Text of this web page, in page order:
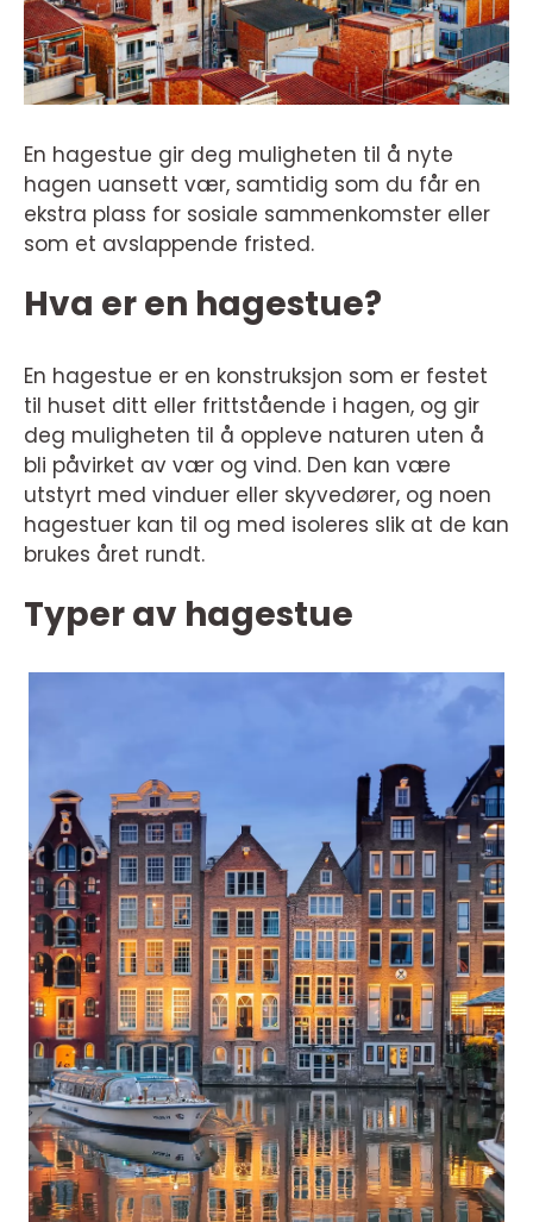
En hagestue gir deg muligheten til å nyte
hagen uansett vær, samtidig som du får en
ekstra plass for sosiale sammenkomster eller
som et avslappende fristed.
Hva er en hagestue?
En hagestue er en konstruksjon som er festet
til huset ditt eller frittstående i hagen, og gir
deg muligheten til å oppleve naturen uten å
bli påvirket av vær og vind. Den kan være
utstyrt med vinduer eller skyvedører, og noen
hagestuer kan til og med isoleres slik at de kan
brukes året rundt.
Typer av hagestue